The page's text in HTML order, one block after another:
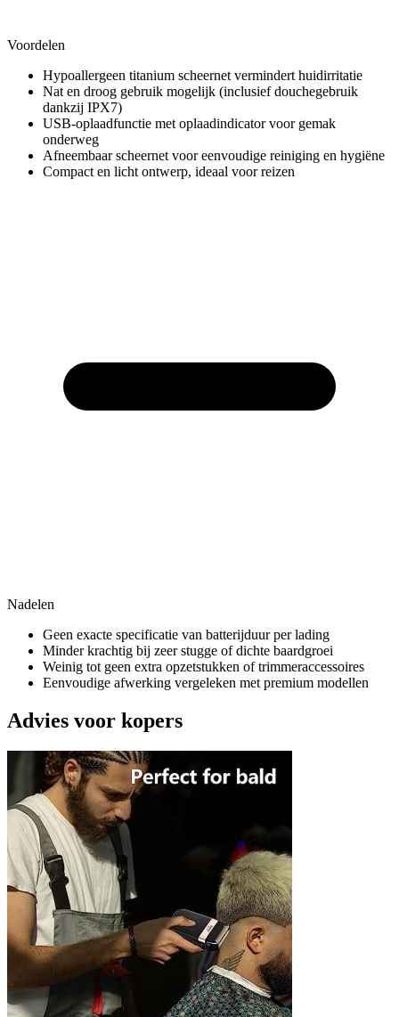
Voordelen
Hypoallergeen titanium scheernet vermindert huidirritatie
Nat en droog gebruik mogelijk (inclusief douchegebruik
dankzij IPX7)
USB-oplaadfunctie met oplaadindicator voor gemak
onderweg
Afneembaar scheernet voor eenvoudige reiniging en hygiëne
Compact en licht ontwerp, ideaal voor reizen
Nadelen
Geen exacte specificatie van batterijduur per lading
Minder krachtig bij zeer stugge of dichte baardgroei
Weinig tot geen extra opzetstukken of trimmeraccessoires
Eenvoudige afwerking vergeleken met premium modellen
Advies voor kopers